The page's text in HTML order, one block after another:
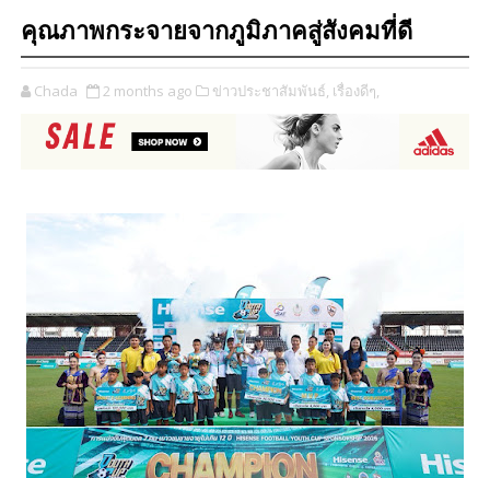
คุณภาพกระจายจากภูมิภาคสู่สังคมที่ดี
Chada 2 months ago ข่าวประชาสัมพันธ์, เรื่องดีๆ,